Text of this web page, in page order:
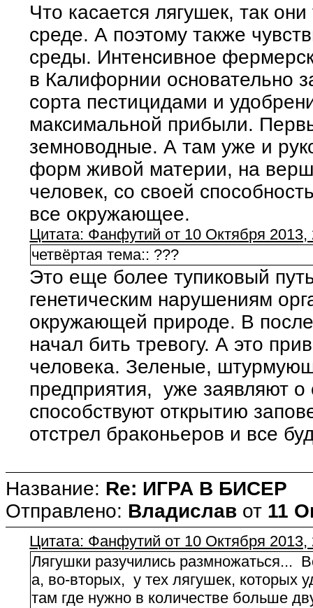
Что касается лягушек, так
среде. А поэтому также
среды. Интенсивное
в Калифорнии основательно
сорта пестицидами и
максимальной прибыли.
земноводные. А там уже и
форм живой материи, на
человек, со своей
все окружающее.
Цитата: Фанфутий от 10 Октября 2013,
четвёртая тема:: ???
Это еще более тупиковый
генетическим нарушениям
окружающей природе. В
начал бить тревогу. А это
человека. Зеленые,
предприятия, уже заявляют о
способствуют открытию
отстрел браконьеров и все
Название: Re: ИГРА В БИСЕР
Отправлено: Владислав от 11
Цитата: Фанфутий от 10 Октября 2013,
Лягушки разучились размножаться...
а, во-вторых, у тех лягушек, которых
там где нужно в количестве больше